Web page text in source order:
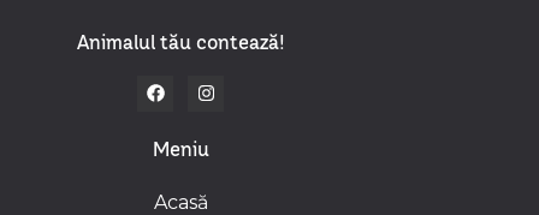
Animalul tău contează!
Meniu
Acasă